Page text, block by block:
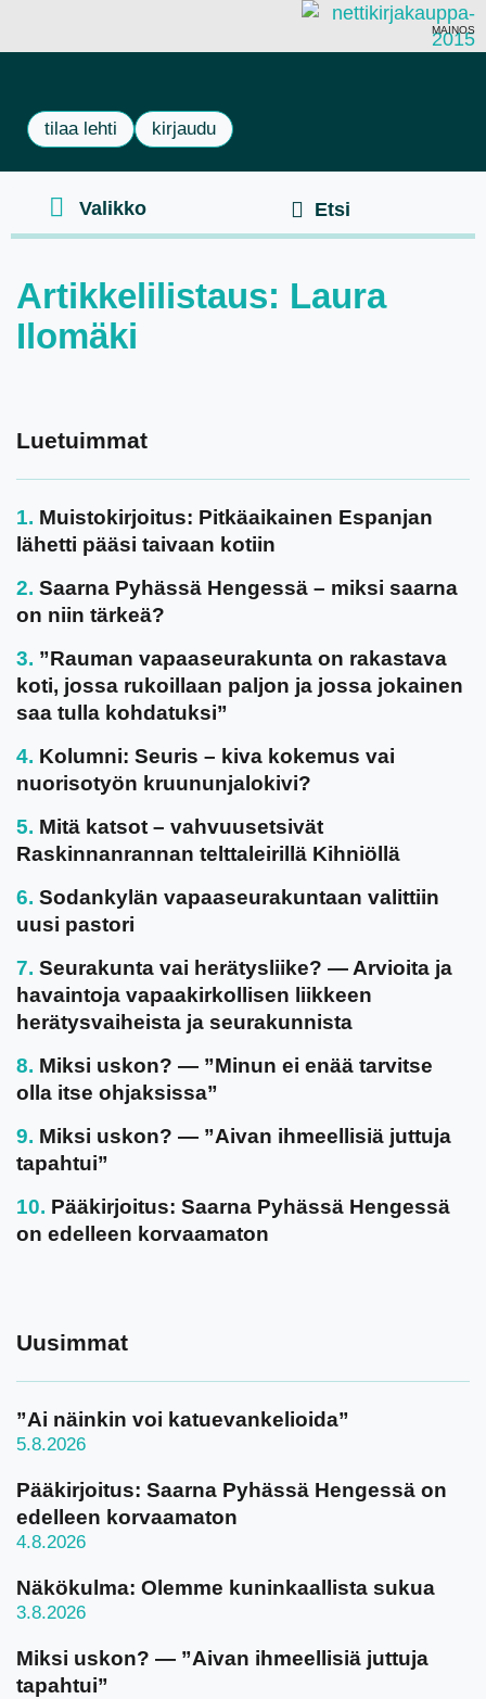
MAINOS
tilaa lehti kirjaudu
Artikkelilistaus: Laura
Ilomäki
Luetuimmat
Muistokirjoitus: Pitkäaikainen Espanjan
lähetti pääsi taivaan kotiin
Saarna Pyhässä Hengessä – miksi saarna
on niin tärkeä?
”Rauman vapaaseurakunta on rakastava
koti, jossa rukoillaan paljon ja jossa jokainen
saa tulla kohdatuksi”
Kolumni: Seuris – kiva kokemus vai
nuorisotyön kruununjalokivi?
Mitä katsot – vahvuusetsivät
Raskinnanrannan telttaleirillä Kihniöllä
Sodankylän vapaaseurakuntaan valittiin
uusi pastori
Seurakunta vai herätysliike? — Arvioita ja
havaintoja vapaakirkollisen liikkeen
herätysvaiheista ja seurakunnista
Miksi uskon? — ”Minun ei enää tarvitse
olla itse ohjaksissa”
Miksi uskon? — ”Aivan ihmeellisiä juttuja
tapahtui”
Pääkirjoitus: Saarna Pyhässä Hengessä
on edelleen korvaamaton
Uusimmat
”Ai näinkin voi katuevankelioida”
5.8.2026
Pääkirjoitus: Saarna Pyhässä Hengessä on
edelleen korvaamaton
4.8.2026
Näkökulma: Olemme kuninkaallista sukua
3.8.2026
Miksi uskon? — ”Aivan ihmeellisiä juttuja
tapahtui”